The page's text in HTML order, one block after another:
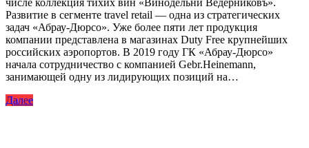
числе коллекция тихих вин «Винодельни Ведерниковъ».
Развитие в сегменте travel retail — одна из стратегических
задач «Абрау-Дюрсо». Уже более пяти лет продукция
компании представлена в магазинах Duty Free крупнейших
российских аэропортов. В 2019 году ГК «Абрау-Дюрсо»
начала сотрудничество с компанией Gebr.Heinemann,
занимающей одну из лидирующих позиций на…
Далее